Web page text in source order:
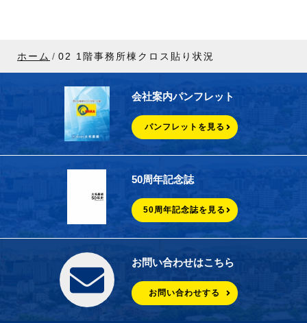
ホーム 02 1階事務所棟クロス貼り状況
会社案内パンフレット
パンフレットを見る
50周年記念誌
50周年記念誌を見る
お問い合わせはこちら
お問い合わせする